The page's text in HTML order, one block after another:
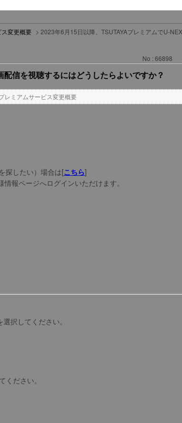
ス変更概要 > 2023年6月15日以降、TSUTAYAプレミアムでU-
No : 66898
信を視聴するにはどうしたらよいですか？
レミアムサービス変更概要
探したい）場合は[こちら]
報ページへログインいただけます。
択してください。
ださい。